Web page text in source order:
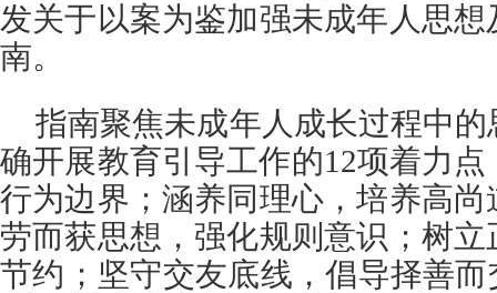
发关于以案为鉴加强未成年人思
南。
指南聚焦未成年人成长过程中
确开展教育引导工作的12项着力
行为边界；涵养同理心，培养高
劳而获思想，强化规则意识；树
节约；坚守交友底线，倡导择善